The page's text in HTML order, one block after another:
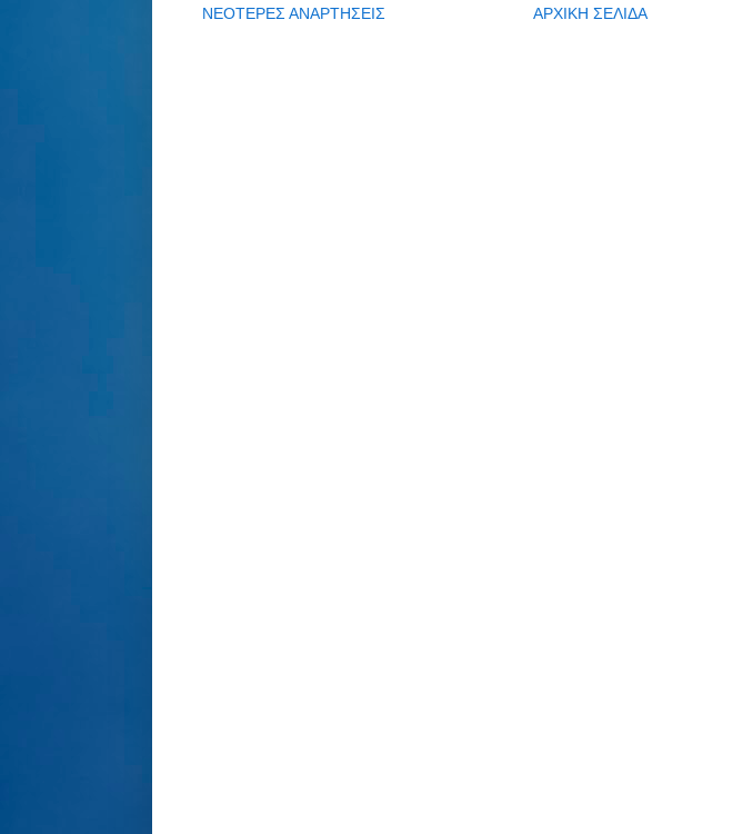
ΝΕΟΤΕΡΕΣ ΑΝΑΡΤΗΣΕΙΣ ΑΡΧΙΚΗ ΣΕΛΙΔΑ